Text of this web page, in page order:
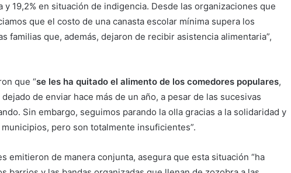
19,2% en situación de indigencia. Desde las organizaciones que
que el costo de una canasta escolar mínima supera los
familias que, además, dejaron de recibir asistencia alimentaria”,
que “se les ha quitado el alimento de los comedores populares,
de enviar hace más de un año, a pesar de las sucesivas
Sin embargo, seguimos parando la olla gracias a la solidaridad y
pero son totalmente insuficientes”.
emitieron de manera conjunta, asegura que esta situación “ha